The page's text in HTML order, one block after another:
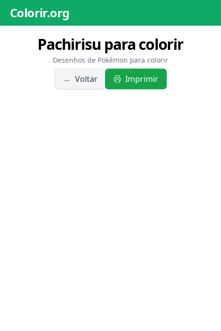
Colorir.org
Pachirisu para colorir
Desenhos de Pokémon para colorir
← Voltar Imprimir